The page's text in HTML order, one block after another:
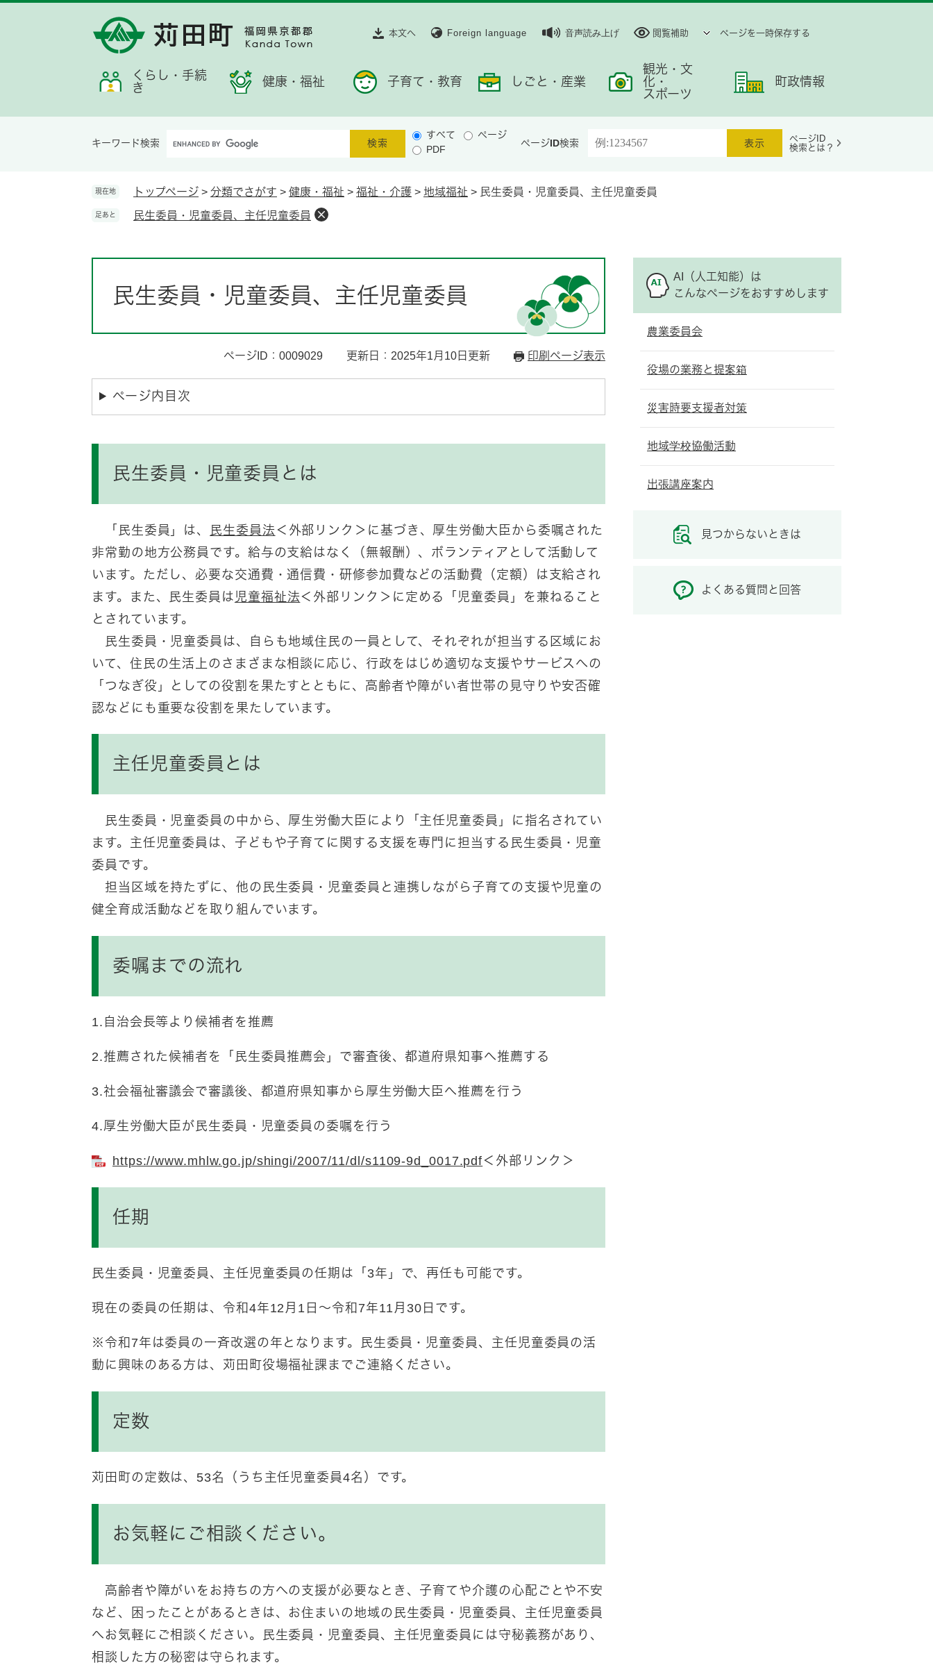
本文へ Foreign language 音声読み上げ 閲覧補助 ページを一時保存する
くらし・手続
き
健康・福祉 子育て・教育 しごと・産業
観光・文
化・
スポーツ
町政情報
キーワード検索
タ
検
すべて
ページ
PDF
ページID検索
ページID
検索とは？
現在地 トップページ > 分類でさがす > 健康・福祉 > 福祉・介護 > 地域福祉 > 民生委員・児童委員、主任児童委員
足あと 民生委員・児童委員、主任児童委員
民生委員・児童委員、主任児童委員
ページID：0009029 更新日：2025年1月10日更新 印刷ページ表示
ページ内目次
民生委員・児童委員とは
「民生委員」は、 民生委員法 ＜外部リンク＞ に基づき、厚生労働大臣から委嘱された
非常勤の地方公務員です。給与の支給はなく（無報酬）、ボランティアとして活動して
います。ただし、必要な交通費・通信費・研修参加費などの活動費（定額）は支給され
ます。また、民生委員は 児童福祉法＜外部リンク＞ に定める「児童委員」を兼ねること
とされています。
民生委員・児童委員は、自らも地域住民の一員として、それぞれが担当する区域にお
いて、住民の生活上のさまざまな相談に応じ、行政をはじめ適切な支援やサービスへの
「つなぎ役」としての役割を果たすとともに、高齢者や障がい者世帯の見守りや安否確
認などにも重要な役割を果たしています。
主任児童委員とは
民生委員・児童委員の中から、厚生労働大臣により「主任児童委員」に指名されてい
ます。主任児童委員は、子どもや子育てに関する支援を専門に担当する民生委員・児童
委員です。
担当区域を持たずに、他の民生委員・児童委員と連携しながら子育ての支援や児童の
健全育成活動などを取り組んでいます。​
委嘱までの流れ
1.自治会長等より候補者を推薦
2.推薦された候補者を「民生委員推薦会」で審査後、都道府県知事へ推薦する
3.社会福祉審議会で審議後、都道府県知事から厚生労働大臣へ推薦を行う
4.厚生労働大臣が民生委員・児童委員の委嘱を行う
https://www.mhlw.go.jp/shingi/2007/11/dl/s1109-9d_0017.pdf＜外部リンク＞
任期
民生委員・児童委員、主任児童委員の任期は「3年」で、再任も可能です。
現在の委員の任期は、令和4年12月1日～令和7年11月30日です。
※令和7年は委員の一斉改選の年となります。民生委員・児童委員、主任児童委員の活
動に興味のある方は、苅田町役場福祉課までご連絡ください。
定数
苅田町の定数は、53名（うち主任児童委員4名）です。
お気軽にご相談ください。
高齢者や障がいをお持ちの方への支援が必要なとき、子育てや介護の心配ごとや不安
など、困ったことがあるときは、お住まいの地域の民生委員・児童委員、主任児童委員
へお気軽にご相談ください。民生委員・児童委員、主任児童委員には守秘義務があり、
相談した方の秘密は守られます。
AI（人工知能）は
こんなページをおすすめします
農業委員会
役場の業務と提案箱
災害時要支援者対策
地域学校協働活動
出張講座案内
見つからないときは
よくある質問と回答